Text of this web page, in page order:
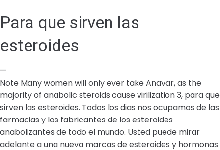
Para que sirven las
esteroides
—
Note Many women will only ever take Anavar, as the
majority of anabolic steroids cause virilization 3, para que
sirven las esteroides. Todos los dias nos ocupamos de las
farmacias y los fabricantes de los esteroides
anabolizantes de todo el mundo. Usted puede mirar
adelante a una nueva marcas de esteroides y hormonas